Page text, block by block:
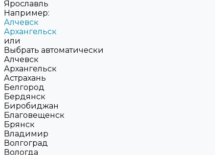
Ярославль
Например:
Алчевск
Архангельск
или
Выбрать автоматически
Алчевск
Архангельск
Астрахань
Белгород
Бердянск
Биробиджан
Благовещенск
Брянск
Владимир
Волгоград
Вологда